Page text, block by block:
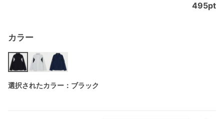
カラー
選択されたカラー：ブラック
495pt